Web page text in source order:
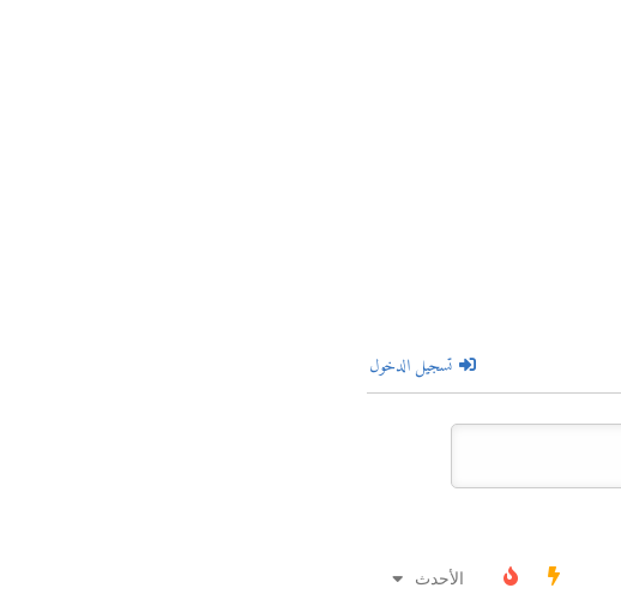
تسجيل الدخول
الأحدث